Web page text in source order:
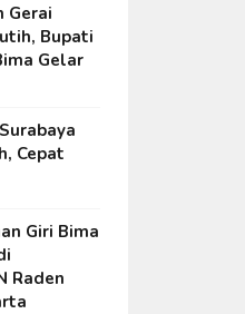
Gerai
Bupati
Gelar
Cepat
Giri Bima
Raden